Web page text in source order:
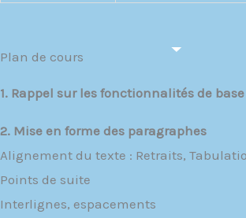
Plan de cours
1. Rappel sur les fonctionnalités de base
2. Mise en forme des paragraphes
Alignement du texte : Retraits,
Points de suite
Interlignes, espacements